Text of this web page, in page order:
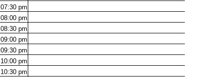
07:30 pm
08:00 pm
08:30 pm
09:00 pm
09:30 pm
10:00 pm
10:30 pm